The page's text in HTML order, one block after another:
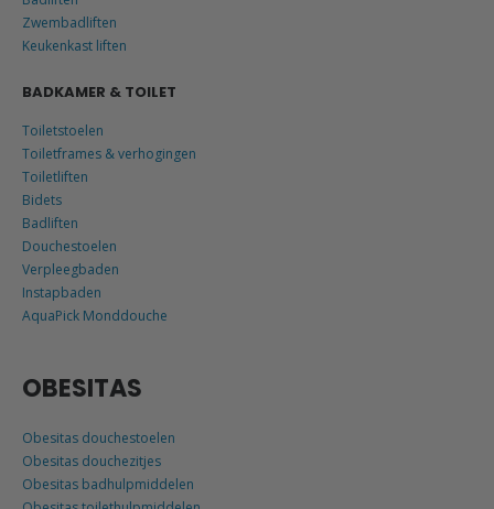
Zwembadliften
Keukenkast liften
BADKAMER & TOILET
Toiletstoelen
Toiletframes & verhogingen
Toiletliften
Bidets
Badliften
Douchestoelen
Verpleegbaden
Instapbaden
AquaPick Monddouche
OBESITAS
Obesitas douchestoelen
Obesitas douchezitjes
Obesitas badhulpmiddelen